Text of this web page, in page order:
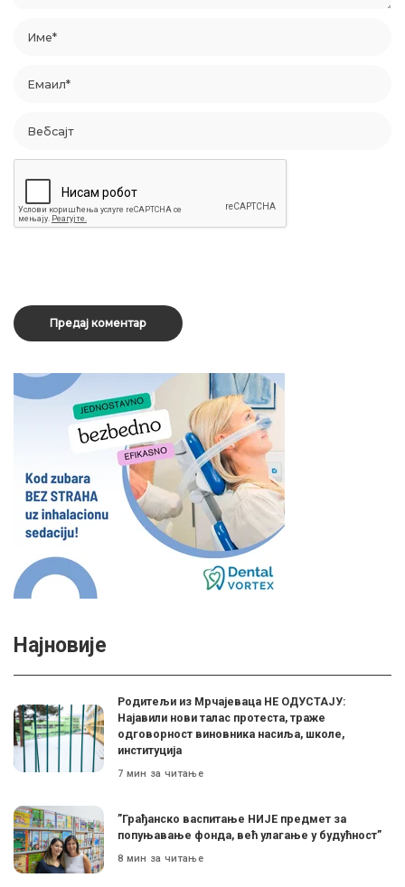
Најновије
Родитељи из Мрчајеваца НЕ ОДУСТАЈУ:
Најавили нови талас протеста, траже
одговорност виновника насиља, школе,
институција
7 мин за читање
”Грађанско васпитање НИЈЕ предмет за
попуњавање фонда, већ улагање у будућност”
8 мин за читање